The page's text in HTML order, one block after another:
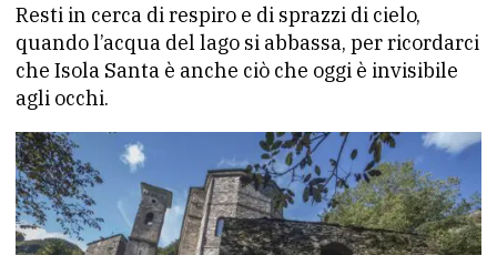
Resti in cerca di respiro e di sprazzi di cielo,
quando l’acqua del lago si abbassa, per ricordarci
che Isola Santa è anche ciò che oggi è invisibile
agli occhi.